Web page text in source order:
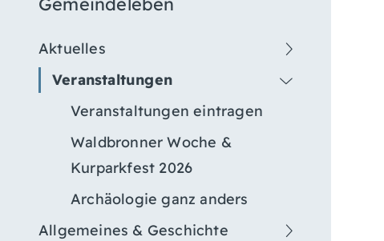
Aktuelles
Veranstaltungen
Veranstaltungen eintragen
Waldbronner Woche &
Kurparkfest 2026
Archäologie ganz anders
Allgemeines & Geschichte